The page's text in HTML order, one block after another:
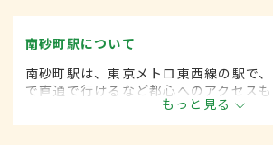
南砂町駅について
南砂町駅は、東京メトロ東西線の駅で
で直通で行けるなど都心へのアクセス
には下町らしい情緒が残る商店街のほ
ングセンターや家電量販店などがある
もっと見る